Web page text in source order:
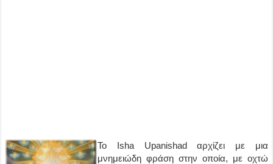
Το Isha Upanishad αρχίζει με μια
μνημειώδη φράση στην οποία, με οχτώ